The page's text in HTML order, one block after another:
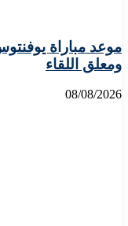
موعد مباراة يوفنتوس
ومعلق اللقاء
08/08/2026